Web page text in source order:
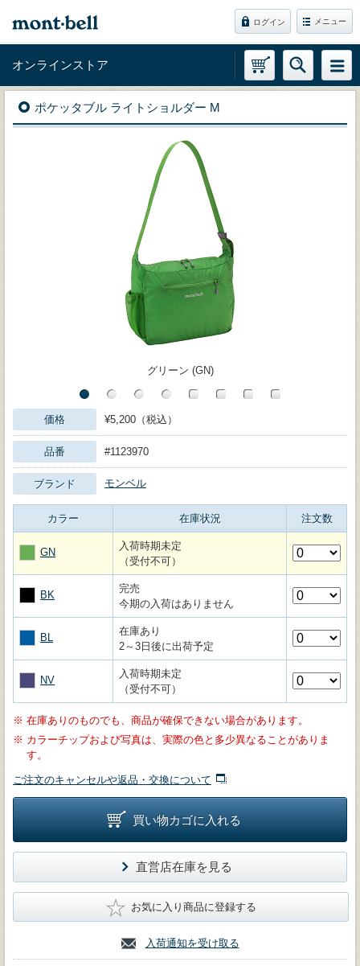
ログイン メニュー
オンラインストア
ポケッタブル ライトショルダー M
グリーン (GN)
価格 ¥5,200（税込）
品番 #1123970
ブランド モンベル
カラー 在庫状況 注文数
GN
入荷時期未定
（受付不可）
BK
完売
今期の入荷はありません
BL
在庫あり
2～3日後に出荷予定
NV
入荷時期未定
（受付不可）
※ 在庫ありのものでも、商品が確保できない場合があります。
※ カラーチップおよび写真は、実際の色と多少異なることがありま
す。
ご注文のキャンセルや返品・交換について
買い物カゴに入れる
直営店在庫を見る
★ お気に入り商品に登録する
入荷通知を受け取る